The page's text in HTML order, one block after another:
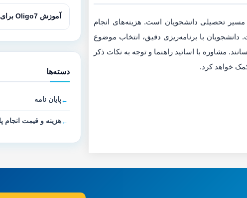
مسیر تحصیلی دانشجویان است. هزینه‌های انجام
با برنامه‌ریزی دقیق، انتخاب موضوع
مشاوره با اساتید راهنما و توجه به نکات ذکر
خواهد کرد.
آموزش Oligo7 برای طراحی پرایمر
دسته‌ها
پایان نامه
هزینه و قیمت انجام